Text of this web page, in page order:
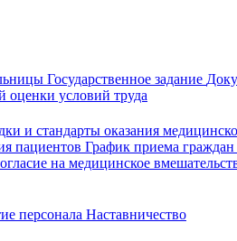
Государственное задание
оценки условий труда
и стандарты оказания
пациентов График приема
на медицинское
персонала Наставничество